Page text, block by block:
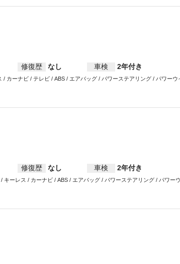
修復歴 なし 車検 2年付き
ーナビ / テレビ / ABS / エアバッグ / パワーステアリング / パワーウ
修復歴 なし 車検 2年付き
キーレス / カーナビ / ABS / エアバッグ / パワーステアリング / パワー